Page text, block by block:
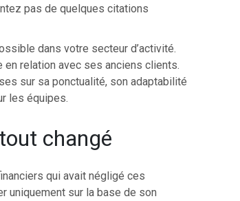
pas de quelques citations
dans votre secteur d’activité.
en relation avec ses anciens clients.
sur sa ponctualité, son adaptabilité
les équipes.
changé
qui avait négligé ces
uniquement sur la base de son